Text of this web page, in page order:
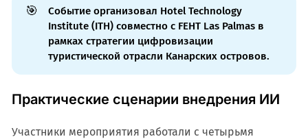
🎯
Событие организовал Hotel Technology
Institute (ITH) совместно с FEHT Las Palmas в
рамках стратегии цифровизации
туристической отрасли Канарских островов.
Практические сценарии внедрения ИИ
Участники мероприятия работали с четырьмя